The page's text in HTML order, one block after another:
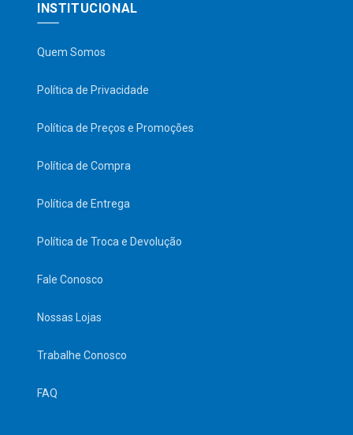
INSTITUCIONAL
Quem Somos
Política de Privacidade
Política de Preços e Promoções
Política de Compra
Política de Entrega
Política de Troca e Devolução
Fale Conosco
Nossas Lojas
Trabalhe Conosco
FAQ